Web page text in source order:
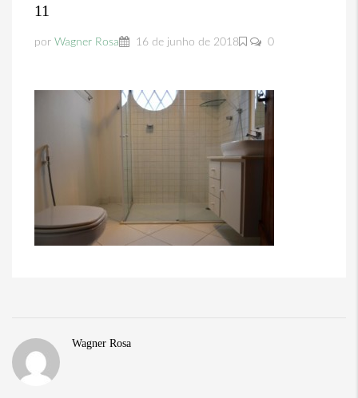
11
por Wagner Rosa 16 de junho de 2018 0
Wagner Rosa